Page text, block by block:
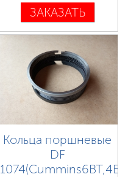
ЗАКАЗАТЬ
Кольца поршневые
DF